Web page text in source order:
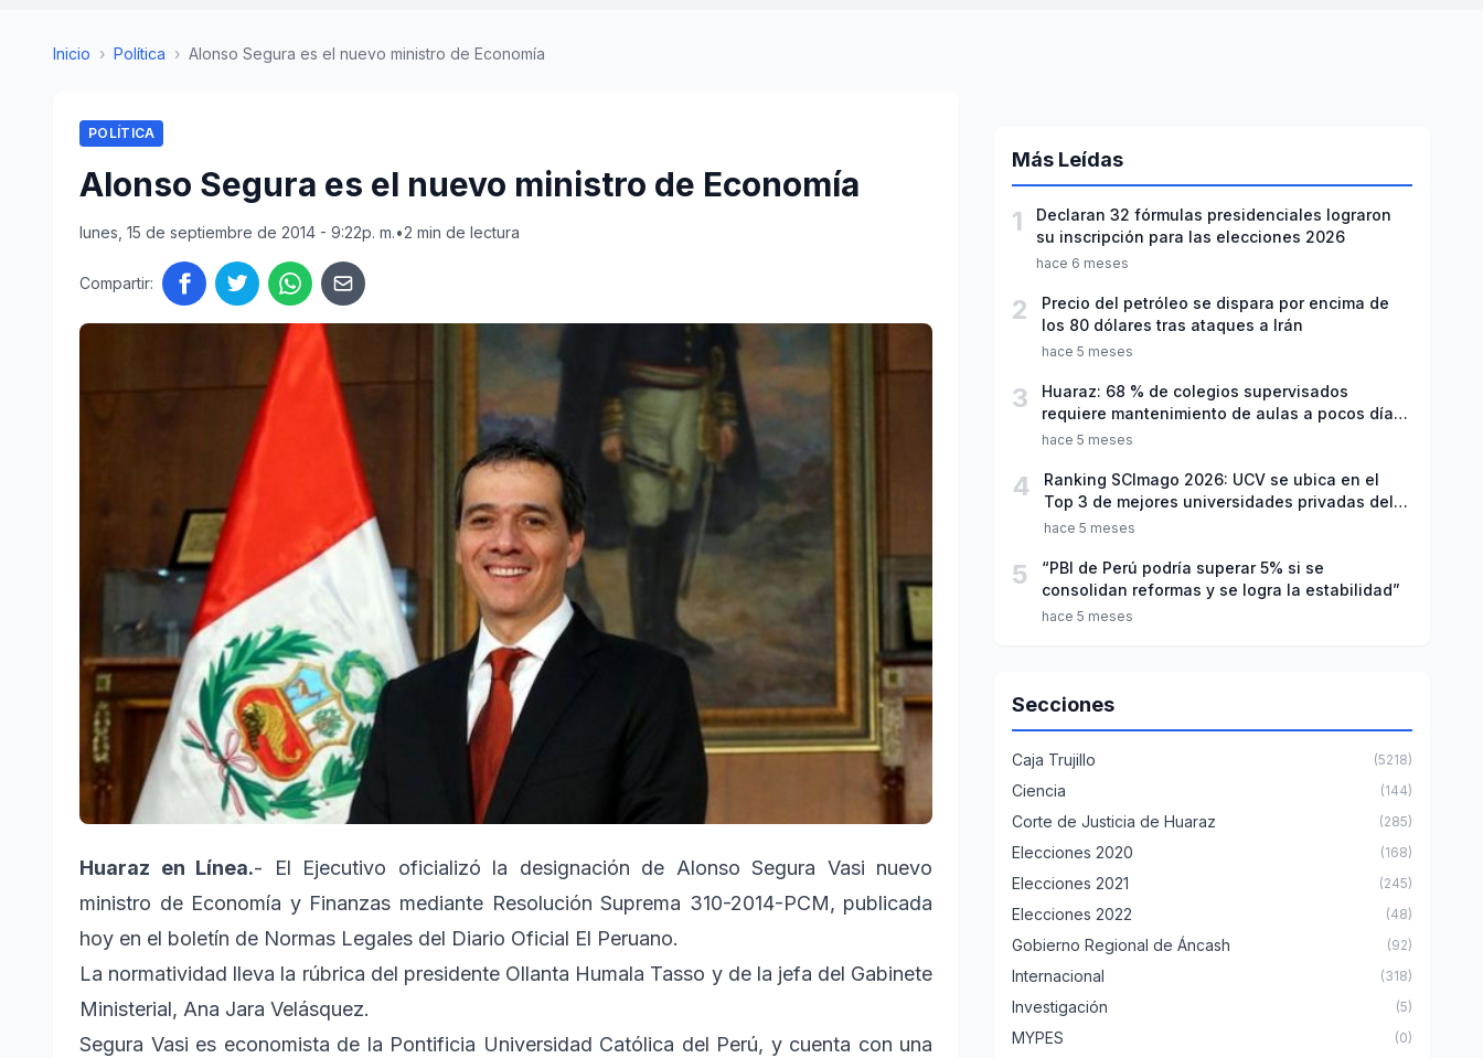
Inicio › Política › Alonso Segura es el nuevo ministro de Economía
POLÍTICA
Alonso Segura es el nuevo ministro de Economía
lunes, 15 de septiembre de 2014 - 9:22p. m.•2 min de lectura
Compartir:
Huaraz en Línea.- El Ejecutivo oficializó la designación de Alonso Segura Vasi nuevo
ministro de Economía y Finanzas mediante Resolución Suprema 310-2014-PCM, publicada
hoy en el boletín de Normas Legales del Diario Oficial El Peruano.
La normatividad lleva la rúbrica del presidente Ollanta Humala Tasso y de la jefa del Gabinete
Ministerial, Ana Jara Velásquez.
Segura Vasi es economista de la Pontificia Universidad Católica del Perú, y cuenta con una
Más Leídas
1
Declaran 32 fórmulas presidenciales lograron
su inscripción para las elecciones 2026
hace 6 meses
2
Precio del petróleo se dispara por encima de
los 80 dólares tras ataques a Irán
hace 5 meses
3
Huaraz: 68 % de colegios supervisados
requiere mantenimiento de aulas a pocos días
de inicio del año escolar 2026
hace 5 meses
4
Ranking SCImago 2026: UCV se ubica en el
Top 3 de mejores universidades privadas del
Perú
hace 5 meses
5
“PBI de Perú podría superar 5% si se
consolidan reformas y se logra la estabilidad”
hace 5 meses
Secciones
Caja Trujillo (5218)
Ciencia (144)
Corte de Justicia de Huaraz (285)
Elecciones 2020 (168)
Elecciones 2021 (245)
Elecciones 2022 (48)
Gobierno Regional de Áncash (92)
Internacional (318)
Investigación (5)
MYPES (0)